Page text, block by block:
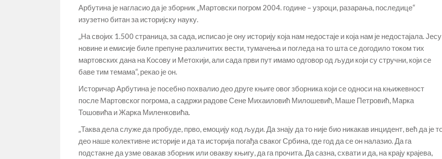
Арбутина је нагласио да је зборник „Мартовски погром 2004. године – узроци, разарања, последице“
изузетно битан за историјску науку.
„На својих 1.500 страница, за сада, исписао је ону историју која нам недостаје и која нам је недостајала. Јесу
новине и емисије биле препуне различитих вести, тумачења и погледа на то шта се догодило током тих
мартовских дана на Косову и Метохији, али сада први пут имамо одговор од људи који су стручни, који се
баве тим темама“, рекао је он.
Историчар Арбутина је посебно похвалио део друге књиге овог зборника који се односи на књижевност
после Мартовског погрома, а садржи радове Сене Михаиловић Милошевић, Маше Петровић, Марка
Тошовића и Жарка Миленковића.
„Таква дела служе да пробуде, прво, емоцију код људи. Да знају да то није био никакав инцидент, већ да је
део наше колективне историје и да та историја погађа сваког Србина, где год да се он налазио. Да га
подстакне да узме овакав зборник или овакву књигу, да га прочита. Да сазна, схвати и да, на крају крајева,